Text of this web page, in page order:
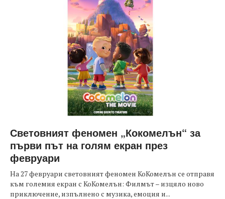
Световният феномен „Кокомелън“ за
първи път на голям екран през
февруари
На 27 февруари световният феномен КоКомелън се отправя
към големия екран с КоКомелън: Филмът – изцяло ново
приключение, изпълнено с музика, емоция и...